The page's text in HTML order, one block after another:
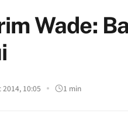
Wade:
2014, 10:05 1 min